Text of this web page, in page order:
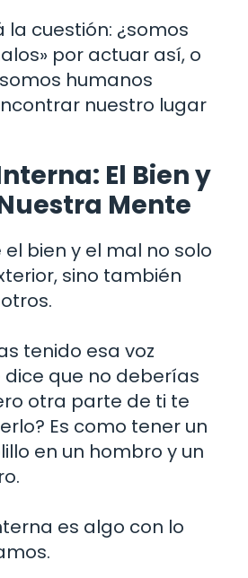
la cuestión: ¿somos
por actuar así, o
humanos
nuestro lugar
El Bien y
Mente
bien y el mal no solo
sino también
tenido esa voz
que no deberías
otra parte de ti te
Es como tener un
en un hombro y un
es algo con lo